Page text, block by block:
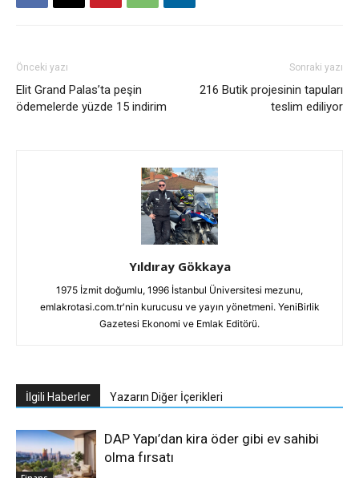
Önceki yazı
Elit Grand Palas’ta peşin
ödemelerde yüzde 15 indirim
Sonraki yazı
216 Butik projesinin tapuları
teslim ediliyor
Yıldıray Gökkaya
1975 İzmit doğumlu, 1996 İstanbul Üniversitesi mezunu,
emlakrotasi.com.tr'nin kurucusu ve yayın yönetmeni. YeniBirlik
Gazetesi Ekonomi ve Emlak Editörü.
İlgili Haberler Yazarın Diğer İçerikleri
DAP Yapı’dan kira öder gibi ev sahibi
olma fırsatı